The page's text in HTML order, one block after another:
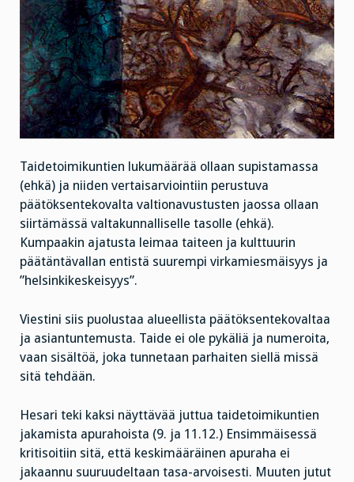
Taidetoimikuntien lukumäärää ollaan supistamassa
(ehkä) ja niiden vertaisarviointiin perustuva
päätöksentekovalta valtionavustusten jaossa ollaan
siirtämässä valtakunnalliselle tasolle (ehkä).
Kumpaakin ajatusta leimaa taiteen ja kulttuurin
päätäntävallan entistä suurempi virkamiesmäisyys ja
”helsinkikeskeisyys”.
Viestini siis puolustaa alueellista päätöksentekovaltaa
ja asiantuntemusta. Taide ei ole pykäliä ja numeroita,
vaan sisältöä, joka tunnetaan parhaiten siellä missä
sitä tehdään.
Hesari teki kaksi näyttävää juttua taidetoimikuntien
jakamista apurahoista (9. ja 11.12.) Ensimmäisessä
kritisoitiin sitä, että keskimääräinen apuraha ei
jakaannu suuruudeltaan tasa-arvoisesti. Muuten jutut